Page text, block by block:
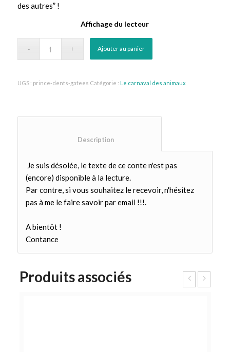
des autres” !
Affichage du lecteur
Ajouter au panier
UGS : prince-dents-gatees Catégorie : Le carnaval des animaux
						Description
Je suis désolée, le texte de ce conte n'est pas
(encore) disponible à la lecture.
Par contre, si vous souhaitez le recevoir, n'hésitez
pas à me le faire savoir par email !!!.
A bientôt !
Contance
Produits associés